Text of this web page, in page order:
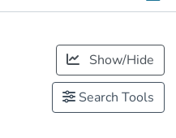
Show/Hide
Search Tools